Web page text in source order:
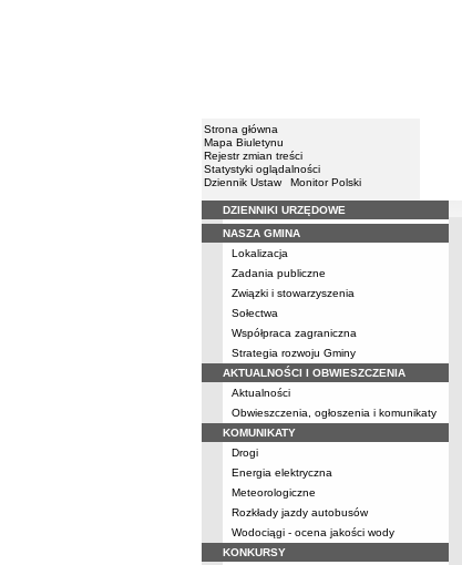
Strona główna
Mapa Biuletynu
Rejestr zmian treści
Statystyki oglądalności
Dziennik Ustaw
Monitor Polski
Menu
DZIENNIKI URZĘDOWE
NASZA GMINA
Lokalizacja
Zadania publiczne
Związki i stowarzyszenia
Sołectwa
Współpraca zagraniczna
Strategia rozwoju Gminy
AKTUALNOŚCI I OBWIESZCZENIA
Aktualności
Obwieszczenia, ogłoszenia i komunikaty
KOMUNIKATY
Drogi
Energia elektryczna
Meteorologiczne
Rozkłady jazdy autobusów
Wodociągi - ocena jakości wody
KONKURSY